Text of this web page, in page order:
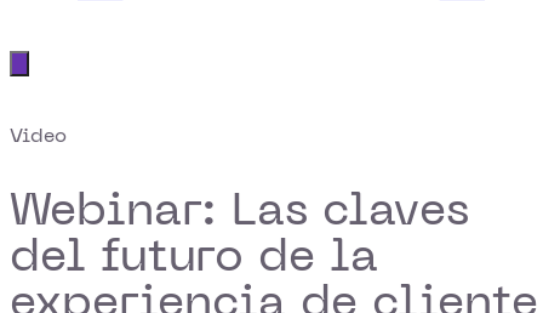
Video
Webinar: Las claves
del futuro de la
experiencia de cliente